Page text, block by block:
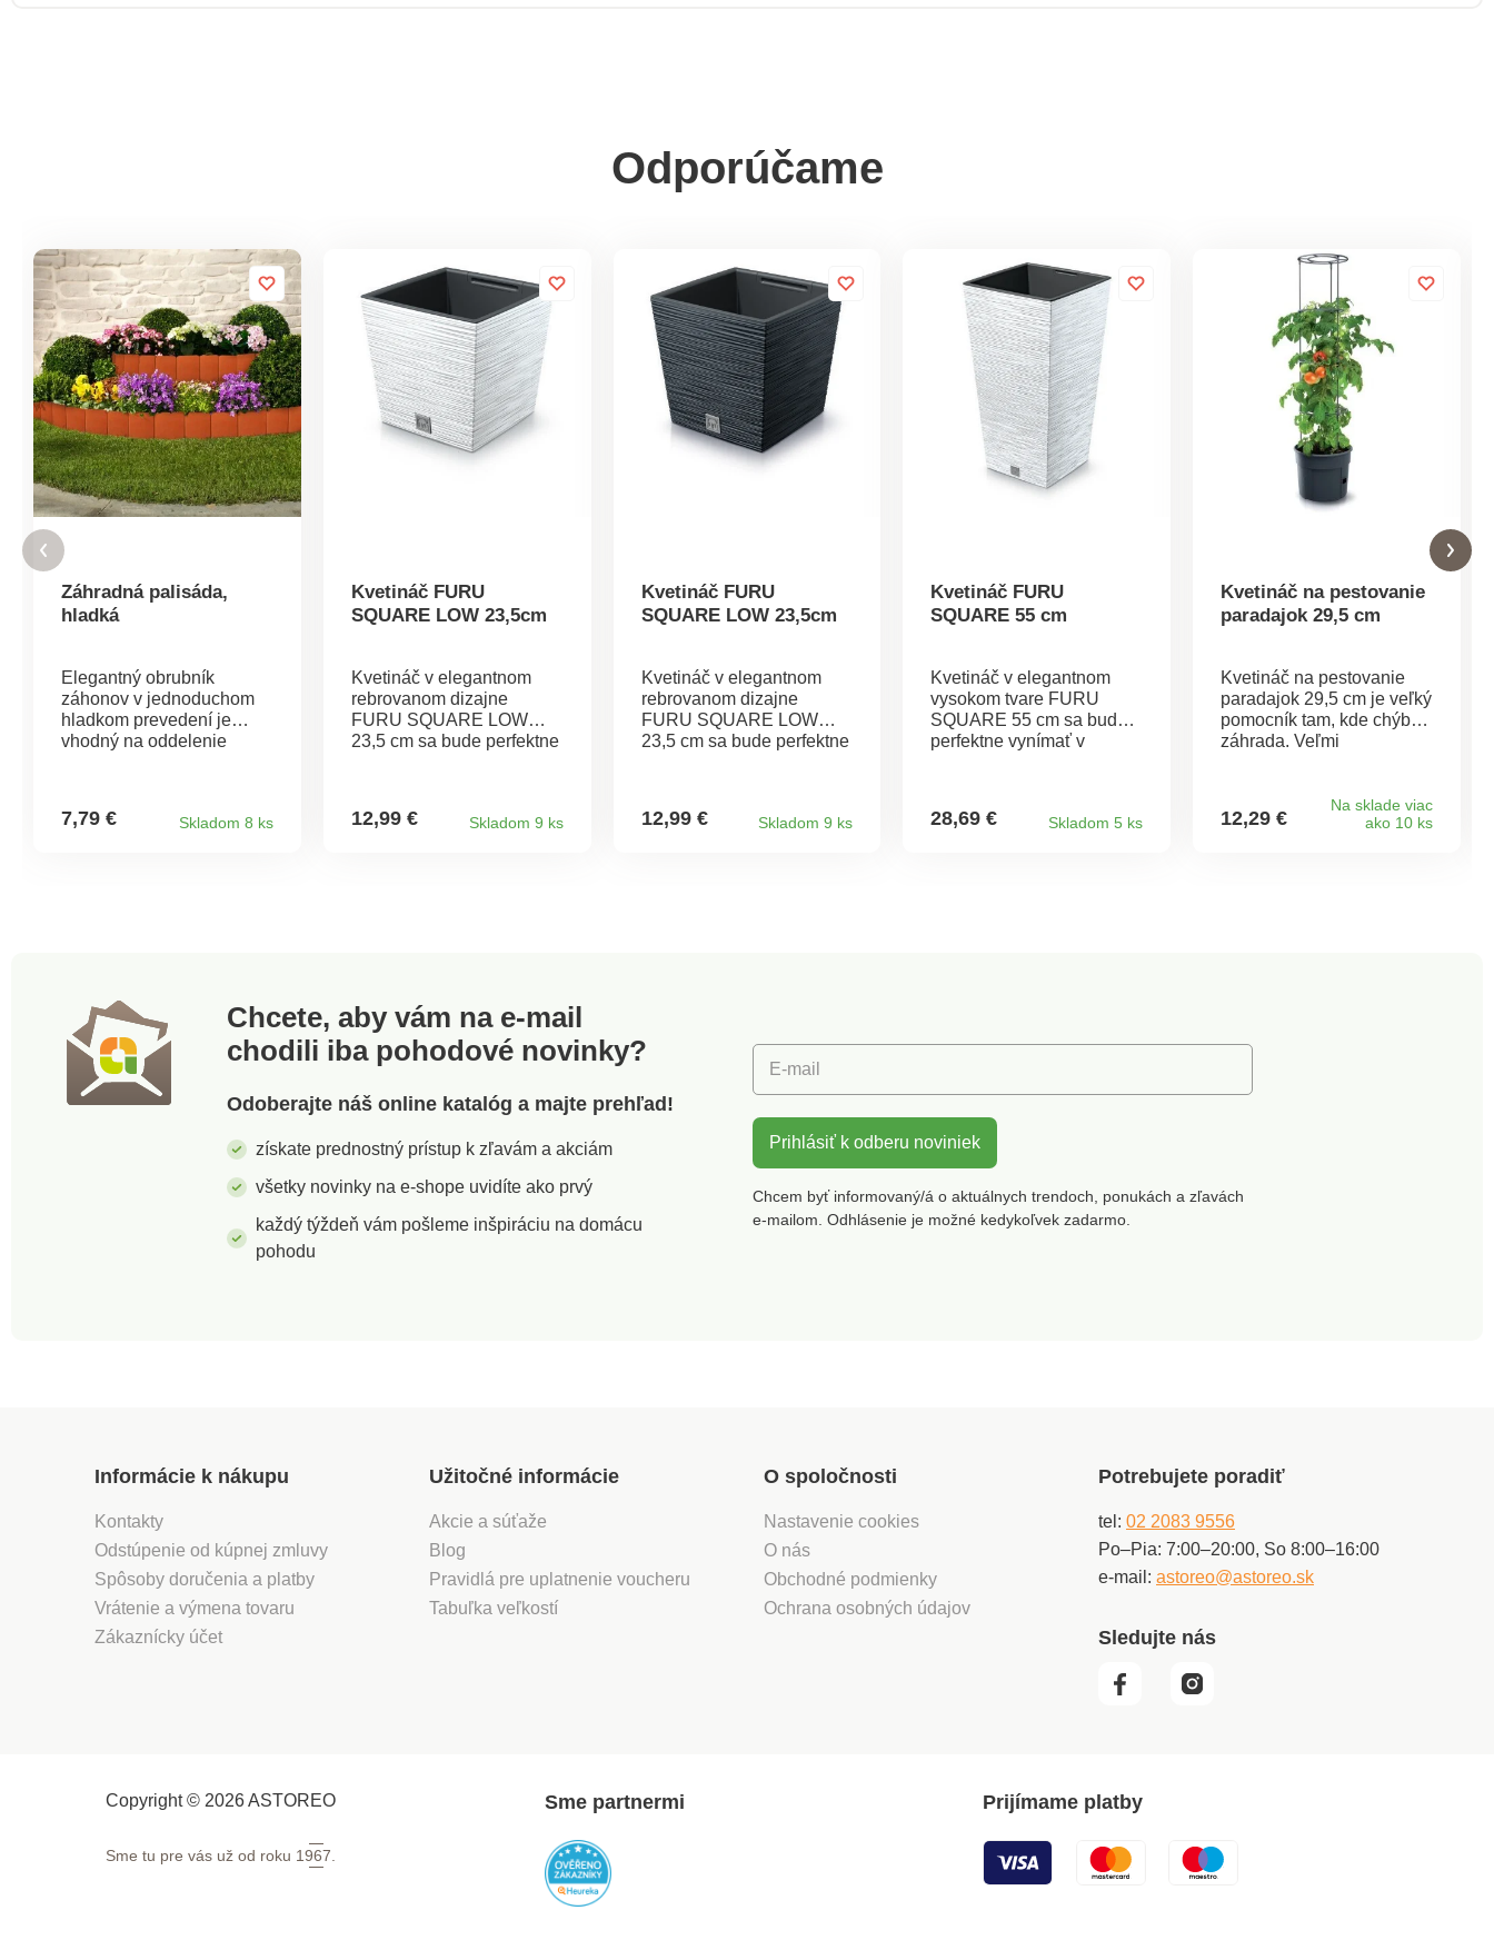
Odporúčame
Záhradná palisáda,
hladká
Elegantný obrubník
záhonov v jednoduchom
hladkom prevedení je
vhodný na oddelenie
sade obdržíte 10 kusov.
7,79 € Skladom 8 ks
Kvetináč FURU
SQUARE LOW 23,5cm
Kvetináč v elegantnom
rebrovanom dizajne
FURU SQUARE LOW
23,5 cm sa bude perfektne
proti UV žiareniu aj do
12,99 € Skladom 9 ks
Kvetináč FURU
SQUARE LOW 23,5cm
Kvetináč v elegantnom
rebrovanom dizajne
FURU SQUARE LOW
23,5 cm sa bude perfektne
proti UV žiareniu aj do
12,99 € Skladom 9 ks
Kvetináč FURU
SQUARE 55 cm
Kvetináč v elegantnom
vysokom tvare FURU
SQUARE 55 cm sa bude
perfektne vynímať v
žiareniu aj do vonkajších
28,69 € Skladom 5 ks
Kvetináč na pestovanie
paradajok 29,5 cm
Kvetináč na pestovanie
paradajok 29,5 cm je veľký
pomocník tam, kde chýba
záhrada. Veľmi
balkóne alebo terase.
Kvetináč je mrazuvzdorný
paradajok Priemer 29,5
12,29 €
Na sklade viac
ako 10 ks
Chcete, aby vám na e-mail
chodili iba pohodové novinky?
Odoberajte náš online katalóg a majte prehľad!
získate prednostný prístup k zľavám a akciám
všetky novinky na e-shope uvidíte ako prvý
každý týždeň vám pošleme inšpiráciu na domácu
pohodu
E-mail
Prihlásiť k odberu noviniek
Chcem byť informovaný/á o aktuálnych trendoch, ponukách a zľavách
e-mailom. Odhlásenie je možné kedykoľvek zadarmo.
Informácie k nákupu
Kontakty
Odstúpenie od kúpnej zmluvy
Spôsoby doručenia a platby
Vrátenie a výmena tovaru
Zákaznícky účet
Užitočné informácie
Akcie a súťaže
Blog
Pravidlá pre uplatnenie voucheru
Tabuľka veľkostí
O spoločnosti
Nastavenie cookies
O nás
Obchodné podmienky
Ochrana osobných údajov
Potrebujete poradiť
tel: 02 2083 9556
Po–Pia: 7:00–20:00, So 8:00–16:00
e-mail: astoreo@astoreo.sk
Sledujte nás
Copyright © 2026 ASTOREO
Sme tu pre vás už od roku 1967.
Sme partnermi Prijímame platby